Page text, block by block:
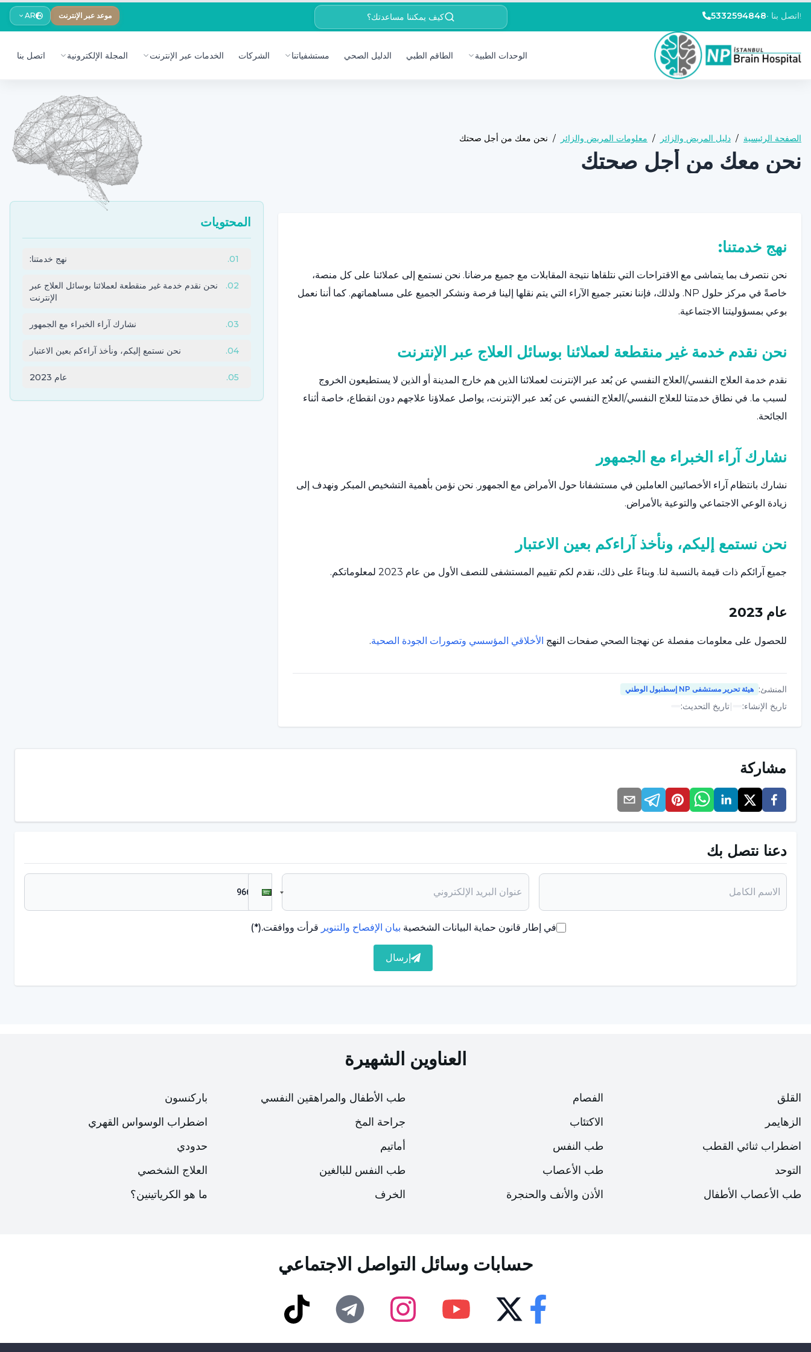
5332594848• اتصل بنا! كيف يمكننا مساعدتك؟ موعد عبر الإنترنت AR
الوحدات الطبية الطاقم الطبي الدليل الصحي مستشفياتنا الشركات الخدمات عبر الإنترنت المجلة الإلكترونية اتصل بنا
الصفحة الرئيسية / دليل المريض والزائر / معلومات المريض والزائر / نحن معك من أجل صحتك
نحن معك من أجل صحتك
نهج خدمتنا:
نحن نتصرف بما يتماشى مع الاقتراحات التي نتلقاها نتيجة المقابلات مع جميع مرضانا. نحن نستمع إلى عملائنا على كل منصة،
خاصةً في مركز حلول NP. ولذلك، فإننا نعتبر جميع الآراء التي يتم نقلها إلينا فرصة ونشكر الجميع على مساهماتهم. كما أننا نعمل
بوعي بمسؤوليتنا الاجتماعية.
نحن نقدم خدمة غير منقطعة لعملائنا بوسائل العلاج عبر الإنترنت
نقدم خدمة العلاج النفسي/العلاج النفسي عن بُعد عبر الإنترنت لعملائنا الذين هم خارج المدينة أو الذين لا يستطيعون الخروج
لسبب ما. في نطاق خدمتنا للعلاج النفسي/العلاج النفسي عن بُعد عبر الإنترنت، يواصل عملاؤنا علاجهم دون انقطاع، خاصة أثناء
الجائحة.
نشارك آراء الخبراء مع الجمهور
نشارك بانتظام آراء الأخصائيين العاملين في مستشفانا حول الأمراض مع الجمهور. نحن نؤمن بأهمية التشخيص المبكر ونهدف إلى
زيادة الوعي الاجتماعي والتوعية بالأمراض.
نحن نستمع إليكم، ونأخذ آراءكم بعين الاعتبار
جميع آرائكم ذات قيمة بالنسبة لنا. وبناءً على ذلك، نقدم لكم تقييم المستشفى للنصف الأول من عام 2023 لمعلوماتكم.
عام 2023
للحصول على معلومات مفصلة عن نهجنا الصحي صفحات النهج الأخلاقي المؤسسي وتصورات الجودة الصحية.
المنشئ: هيئة تحرير مستشفى NP إسطنبول الوطني
تاريخ الإنشاء:
|تاريخ التحديث:
المحتويات
01
. نهج خدمتنا:
02
.
نحن نقدم خدمة غير منقطعة لعملائنا بوسائل العلاج عبر
الإنترنت
03
. نشارك آراء الخبراء مع الجمهور
04
. نحن نستمع إليكم، ونأخذ آراءكم بعين الاعتبار
05
. عام 2023
مشاركة
دعنا نتصل بك
في إطار قانون حماية البيانات الشخصية بيان الإفصاح والتنوير قرأت ووافقت.(*)
إرسال
حجم الخط 100%
الإعدادات المرئية
العناوين الشهيرة
القلق
الزهايمر
اضطراب ثنائي القطب
التوحد
طب الأعصاب الأطفال
الفصام
الاكتئاب
طب النفس
طب الأعصاب
الأذن والأنف والحنجرة
طب الأطفال والمراهقين النفسي
جراحة المخ
أماتيم
طب النفس للبالغين
الخرف
باركنسون
اضطراب الوسواس القهري
حدودي
العلاج الشخصي
ما هو الكرياتينين؟
حسابات وسائل التواصل الاجتماعي
حجم الخط 100%
الإعدادات المرئية